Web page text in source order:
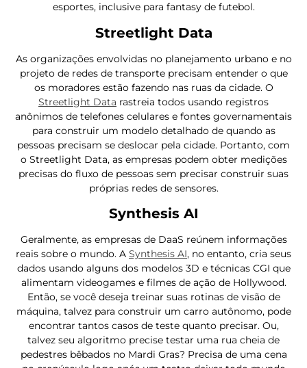
esportes, inclusive para fantasy de futebol.
Streetlight Data
As organizações envolvidas no planejamento urbano e no
projeto de redes de transporte precisam entender o que
os moradores estão fazendo nas ruas da cidade. O
Streetlight Data rastreia todos usando registros
anônimos de telefones celulares e fontes governamentais
para construir um modelo detalhado de quando as
pessoas precisam se deslocar pela cidade. Portanto, com
o Streetlight Data, as empresas podem obter medições
precisas do fluxo de pessoas sem precisar construir suas
próprias redes de sensores.
Synthesis AI
Geralmente, as empresas de DaaS reúnem informações
reais sobre o mundo. A Synthesis AI, no entanto, cria seus
dados usando alguns dos modelos 3D e técnicas CGI que
alimentam videogames e filmes de ação de Hollywood.
Então, se você deseja treinar suas rotinas de visão de
máquina, talvez para construir um carro autônomo, pode
encontrar tantos casos de teste quanto precisar. Ou,
talvez seu algoritmo precise testar uma rua cheia de
pedestres bêbados no Mardi Gras? Precisa de uma cena